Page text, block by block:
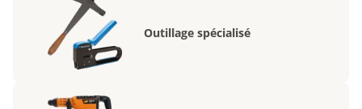
Outillage spécialisé